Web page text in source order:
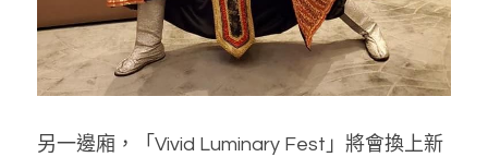
另一邊廂，「Vivid Luminary Fest」將會換上新